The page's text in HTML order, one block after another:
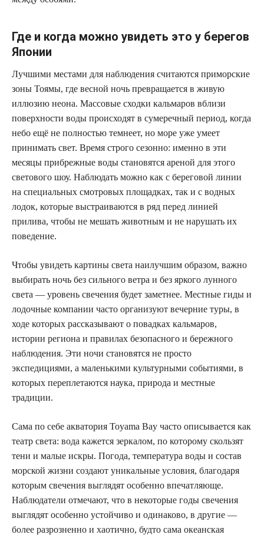
Где и когда можно увидеть это у берегов
Японии
Лучшими местами для наблюдения считаются приморские
зоны Тоямы, где весной ночь превращается в живую
иллюзию неона. Массовые сходки кальмаров вблизи
поверхности воды происходят в сумеречный период, когда
небо ещё не полностью темнеет, но море уже умеет
принимать свет. Время строго сезонно: именно в эти
месяцы прибрежные воды становятся ареной для этого
светового шоу. Наблюдать можно как с береговой линии
на специальных смотровых площадках, так и с водных
лодок, которые выстраиваются в ряд перед линией
прилива, чтобы не мешать животным и не нарушать их
поведение.
Чтобы увидеть картины света наилучшим образом, важно
выбирать ночь без сильного ветра и без яркого лунного
света — уровень свечения будет заметнее. Местные гиды и
лодочные компании часто организуют вечерние туры, в
ходе которых рассказывают о повадках кальмаров,
истории региона и правилах безопасного и бережного
наблюдения. Эти ночи становятся не просто
экспедициями, а маленькими культурными событиями, в
которых переплетаются наука, природа и местные
традиции.
Сама по себе акватория Toyama Bay часто описывается как
театр света: вода кажется зеркалом, по которому скользят
тени и малые искры. Погода, температура воды и состав
морской жизни создают уникальные условия, благодаря
которым свечения выглядят особенно впечатляюще.
Наблюдатели отмечают, что в некоторые годы свечения
выглядят особенно устойчиво и одинаково, в другие —
более разрозненно и хаотично, будто сама океанская